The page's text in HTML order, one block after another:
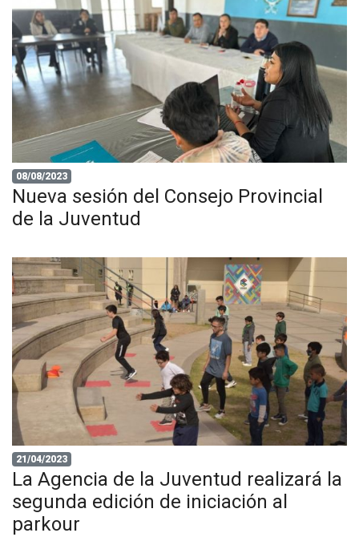
08/08/2023
Nueva sesión del Consejo Provincial
de la Juventud
21/04/2023
La Agencia de la Juventud realizará la
segunda edición de iniciación al
parkour